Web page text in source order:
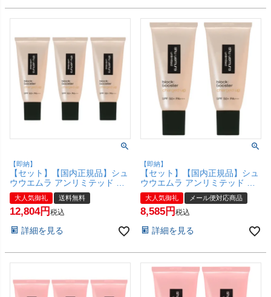
【即納】
【セット】【国内正規品】シュ
ウウエムラ アンリミテッド ブ
ロック：ブースター アドバンス
ト 30ml×3個 #ヌードベージュ
SPF50+ PA+++ 【化粧下地 メ
料無料】(6044958-set3)
大人気御礼 送料無料
12,804 税込
詳細を見る
【即納】
【セット】【国内正規品】シュ
ウウエムラ アンリミテッド ブ
ロック：ブースター アドバンス
ト 30ml×2個 #ヌードベージュ
SPF50+ PA+++ 【化粧下地 メ
対応商品】【SBT】 (6044958-
大人気御礼 メール便対応商品
8,585 税込
詳細を見る